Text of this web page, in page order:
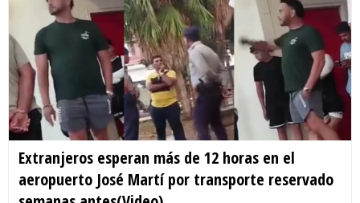
Extranjeros esperan más de 12 horas en el
aeropuerto José Martí por transporte reservado